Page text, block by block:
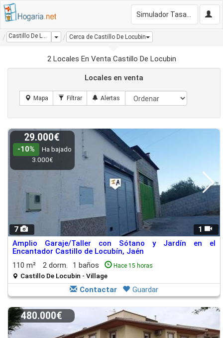
Castillo De Locubin Dropdown
Cerca de Castillo De Locubin
2 Locales En Venta Castillo De Locubin
Locales en venta
7 1
29.000€
-10%
Ha bajado
3.000€
Amplio Garaje/Taller con Sótano y Jardín en el
Encantador Castillo de Locubín, Jaén
110 m²
2 dorm. 1 baños Hace 15 horas
Castillo De Locubin - Village
Contactar Guardar
480.000€